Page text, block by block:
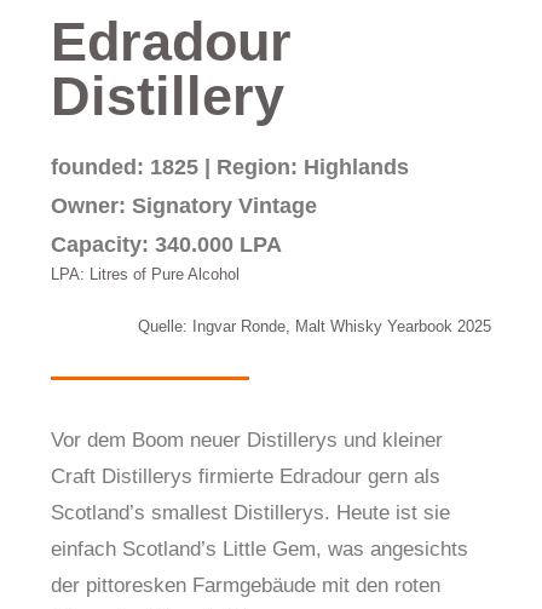
Edradour
Distillery
founded: 1825 | Region: Highlands
Owner: Signatory Vintage
Capacity: 340.000 LPA
LPA: Litres of Pure Alcohol
Quelle: Ingvar Ronde, Malt Whisky Yearbook 2025
Vor dem Boom neuer Distillerys und kleiner
Craft Distillerys firmierte Edradour gern als
Scotland’s smallest Distillerys. Heute ist sie
einfach Scotland’s Little Gem, was angesichts
der pittoresken Farmgebäude mit den roten